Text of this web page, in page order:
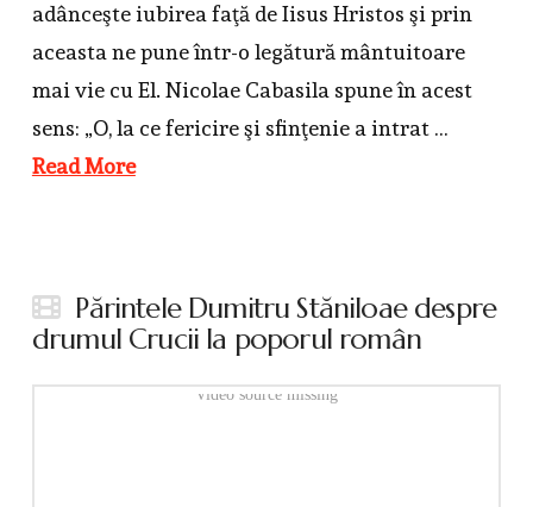
adânceşte iubirea faţă de Iisus Hristos şi prin
aceasta ne pune într-o legătură mântuitoare
mai vie cu El. Nicolae Cabasila spune în acest
sens: „O, la ce fericire şi sfinţenie a intrat …
Read More
Părintele Dumitru Stăniloae despre
drumul Crucii la poporul român
Video source missing